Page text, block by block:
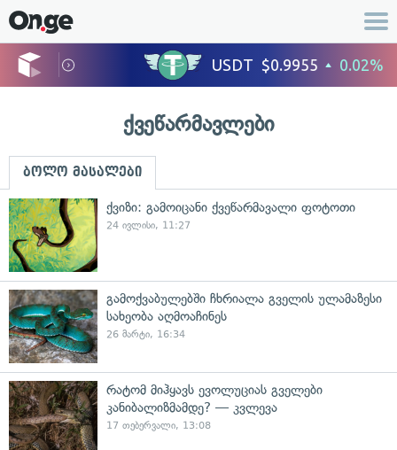
ქვეწარმავლები
ბოლო მასალები
ქვიზი: გამოიცანი ქვეწარმავალი ფოტოთი
24 ივლისი, 11:27
გამოქვაბულებში ჩხრიალა გველის ულამაზესი
სახეობა აღმოაჩინეს
26 მარტი, 16:34
რატომ მიჰყავს ევოლუციას გველები
კანიბალიზმამდე? — კვლევა
17 თებერვალი, 13:08